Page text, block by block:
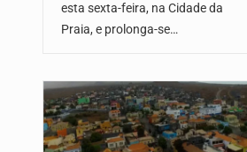
esta sexta-feira, na Cidade da
Praia, e prolonga-se…